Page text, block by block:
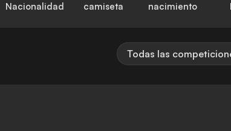
Nacionalidad
camiseta
nacimiento
Todas las